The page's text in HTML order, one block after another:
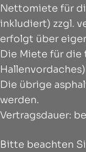
Nettomiete für
inkludiert) zzgl.
erfolgt über
Die Miete für die
Die übrige
werden.
Vertragsdauer:
Bitte beachten